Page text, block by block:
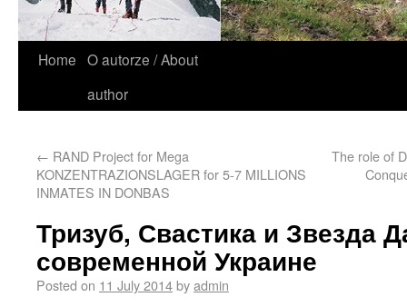
Home O autorze / About
author
← RAND Project for Mega
KONZENTRAZIONSLAGER for 5-7 MILLIONS
INMATES IN DONBAS
The role of
Тризуб, Свастика и Звезда
современной Украине
Posted on 11 July 2014byadmin